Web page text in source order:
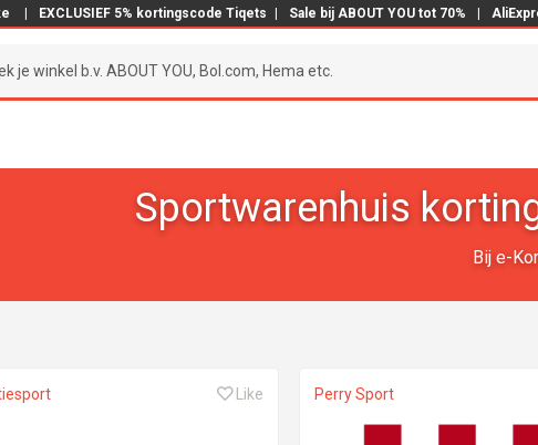
EXCLUSIEF 5% kortingscode Tiqets Sale bij ABOUT YOU tot 70%
Sportwarenhuis
Bij e-
Like Perry Sport